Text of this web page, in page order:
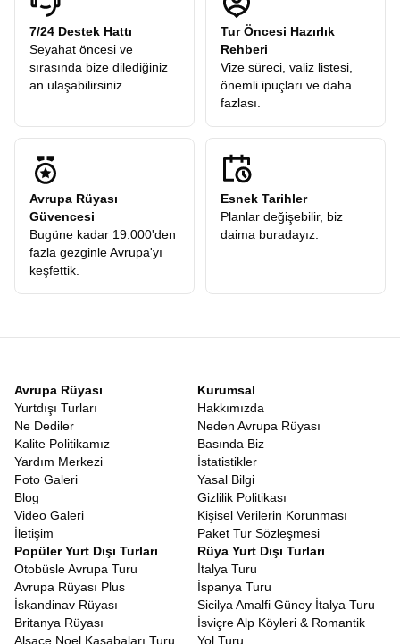
7/24 Destek Hattı
Seyahat öncesi ve
sırasında bize dilediğiniz
an ulaşabilirsiniz.
Tur Öncesi Hazırlık
Rehberi
Vize süreci, valiz listesi,
önemli ipuçları ve daha
fazlası.
Avrupa Rüyası
Güvencesi
Bugüne kadar 19.000'den
fazla gezginle Avrupa'yı
keşfettik.
Esnek Tarihler
Planlar değişebilir, biz
daima buradayız.
Avrupa Rüyası
Yurtdışı Turları
Ne Dediler
Kalite Politikamız
Yardım Merkezi
Foto Galeri
Blog
Video Galeri
İletişim
Kurumsal
Hakkımızda
Neden Avrupa Rüyası
Basında Biz
İstatistikler
Yasal Bilgi
Gizlilik Politikası
Kişisel Verilerin Korunması
Paket Tur Sözleşmesi
Popüler Yurt Dışı Turları
Otobüsle Avrupa Turu
Avrupa Rüyası Plus
İskandinav Rüyası
Britanya Rüyası
Alsace Noel Kasabaları Turu
Rüya Yurt Dışı Turları
İtalya Turu
İspanya Turu
Sicilya Amalfi Güney İtalya Turu
İsviçre Alp Köyleri & Romantik
Yol Turu